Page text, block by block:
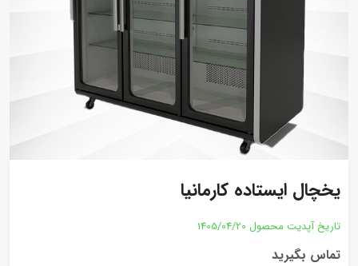
یخچال ایستاده کارمانیا
تاریخ آپدیت محصول 1405/04/20
تماس بگیرید